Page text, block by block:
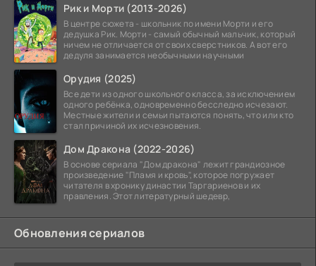
Рик и Морти (2013-2026)
В центре сюжета - школьник по имени Морти и его
дедушка Рик. Морти - самый обычный мальчик, который
ничем не отличается от своих сверстников. А вот его
дедуля занимается необычными научными
Орудия (2025)
Все дети из одного школьного класса, за исключением
одного ребёнка, одновременно бесследно исчезают.
Местные жители и семьи пытаются понять, что или кто
стал причиной их исчезновения.
Дом Дракона (2022-2026)
В основе сериала "Дом дракона" лежит грандиозное
произведение "Пламя и кровь", которое погружает
читателя в хронику династии Таргариенов и их
правления. Этот литературный шедевр,
Обновления сериалов